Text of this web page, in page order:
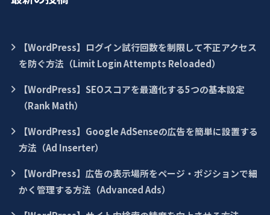
【WordPress】ログイン試行回数を制限して不正アクセス
を防ぐ方法（Limit Login Attempts Reloaded）
【WordPress】SEOスコアを最適化する5つの基本設定
（Rank Math）
【WordPress】Google AdSenseの広告を簡単に設置する
方法（Ad Inserter）
【WordPress】広告の表示場所をページ・ポジションで細
かく管理する方法（Advanced Ads）